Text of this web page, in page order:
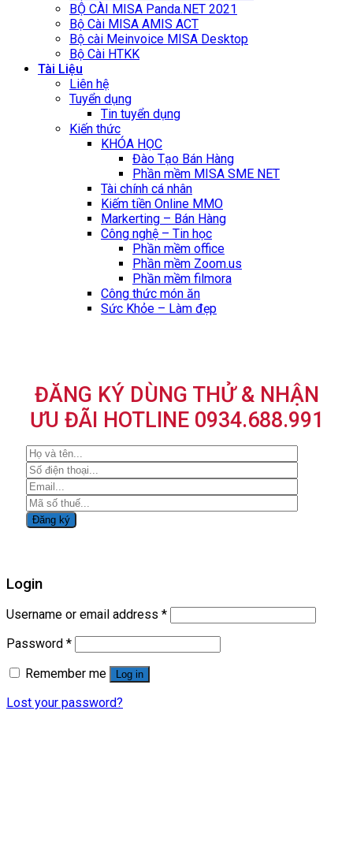
BỘ CÀI MISA Panda.NET 2021
Bộ Cài MISA AMIS ACT
Bộ cài Meinvoice MISA Desktop
Bộ Cài HTKK
Tài Liệu
Liên hệ
Tuyển dụng
Tin tuyển dụng
Kiến thức
KHÓA HỌC
Đào Tạo Bán Hàng
Phần mềm MISA SME NET
Tài chính cá nhân
Kiếm tiền Online MMO
Markerting – Bán Hàng
Công nghệ – Tin học
Phần mềm office
Phần mềm Zoom.us
Phần mềm filmora
Công thức món ăn
Sức Khỏe – Làm đẹp
ĐĂNG KÝ DÙNG THỬ & NHẬN
ƯU ĐÃI HOTLINE 0934.688.991
Login
Username or email address *
Password *
Remember me
Log in
Lost your password?